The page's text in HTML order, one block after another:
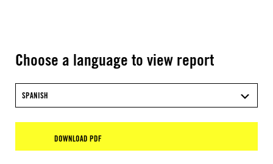
Choose a language to view report
SPANISH
DOWNLOAD PDF